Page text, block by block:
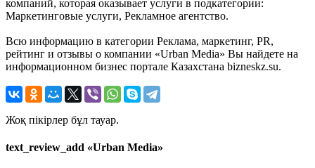
компаний, которая оказывает услуги в подкатегории:
Маркетинговые услуги, Рекламное агентство.
Всю информацию в категории Реклама, маркетинг, PR,
рейтинг и отзывы о компании «Urban Media» Вы найдете на
информационном бизнес портале Казахстана bizneskz.su.
Жоқ пікірлер бұл тауар.
text_review_add «Urban Media»